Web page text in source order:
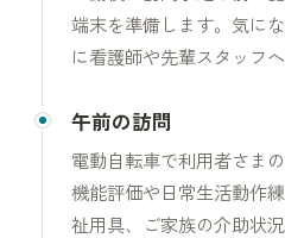
端末を準備します。気に
に看護師や先輩スタッフ
午前の訪問
電動自転車で利用者さま
機能評価や日常生活動作
祉用具、ご家族の介助状